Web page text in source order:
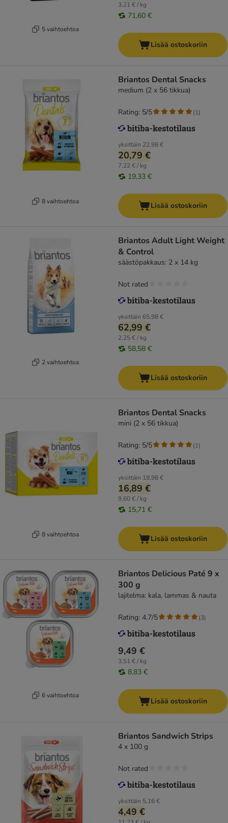
5 vaihtoehtoa
3,21 € / kg
71,60 €
Lisää ostoskoriin
8 vaihtoehtoa
Briantos Dental Snacks
medium (2 x 56 tikkua)
yksittäin 22,98 €
20,79 €
7,22 € / kg
19,33 €
Rating: 5/5 (1)
Lisää ostoskoriin
2 vaihtoehtoa
Briantos Adult Light Weight
& Control
säästöpakkaus: 2 x 14 kg
yksittäin 65,98 €
62,99 €
2,25 € / kg
58,58 €
Not rated
Lisää ostoskoriin
8 vaihtoehtoa
Briantos Dental Snacks
mini (2 x 56 tikkua)
yksittäin 18,98 €
16,89 €
9,60 € / kg
15,71 €
Rating: 5/5 (1)
Lisää ostoskoriin
6 vaihtoehtoa
Briantos Delicious Paté 9 x
300 g
lajitelma: kala, lammas & nauta
9,49 €
3,51 € / kg
8,83 €
Rating: 4.7/5 (3)
Lisää ostoskoriin
Briantos Sandwich Strips
4 x 100 g
yksittäin 5,16 €
4,49 €
Not rated